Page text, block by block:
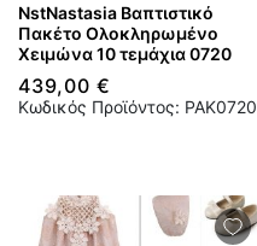
NstNastasia Βαπτιστικό
Πακέτο Ολοκληρωμένο
Χειμώνα 10 τεμάχια 0720
439,00 €
Κωδικός Προϊόντος: PAK0720